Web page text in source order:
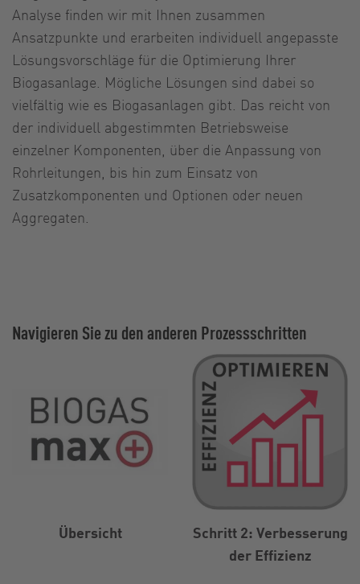
Analyse finden wir mit Ihnen zusammen
Ansatzpunkte und erarbeiten individuell angepasste
Lösungsvorschläge für die Optimierung Ihrer
Biogasanlage. Mögliche Lösungen sind dabei so
vielfältig wie es Biogasanlagen gibt. Das reicht von
der individuell abgestimmten Betriebsweise
einzelner Komponenten, über die Anpassung von
Rohrleitungen, bis hin zum Einsatz von
Zusatzkomponenten und Optionen oder neuen
Aggregaten.
Navigieren Sie zu den anderen Prozessschritten
Übersicht
Schritt 2: Verbesserung
der Effizienz